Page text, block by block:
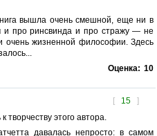
вышла очень смешной, еще ни в
про ринсвинда и про стражу — не
очень жизненной философии. Здесь
Оценка: 10
[ 15 ]
творчеству этого автора.
давалась непросто: в самом